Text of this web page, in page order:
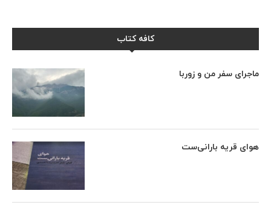
کافه کتاب
ماجرای سفر من و زوربا
هوای قریه بارانی‌ست